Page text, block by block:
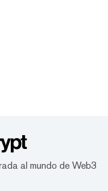
al mundo de Web3